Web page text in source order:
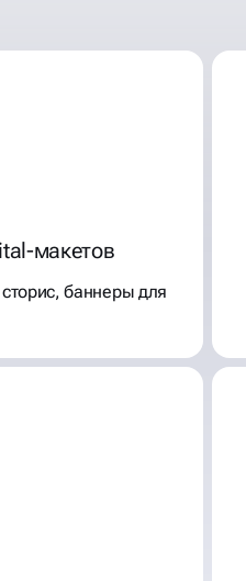
макетов
баннеры для